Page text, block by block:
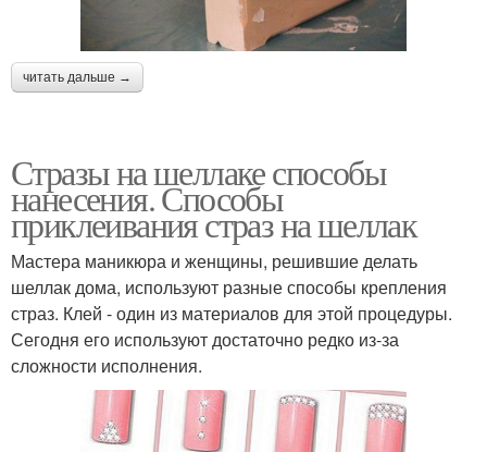
читать дальше →
Стразы на шеллаке способы
нанесения. Способы
приклеивания страз на шеллак
Мастера маникюра и женщины, решившие делать
шеллак дома, используют разные способы крепления
страз. Клей - один из материалов для этой процедуры.
Сегодня его используют достаточно редко из-за
сложности исполнения.